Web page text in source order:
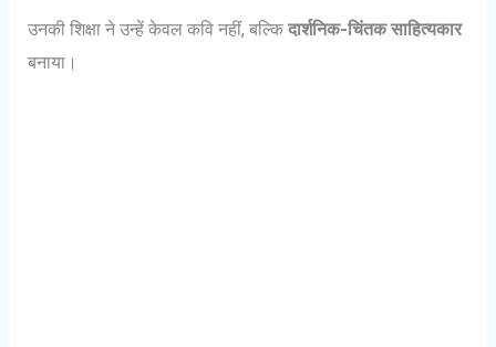
उनकी शिक्षा ने उन्हें केवल कवि नहीं, बल्किदार्शनिक-चिंतक साहित्यकार
बनाया।